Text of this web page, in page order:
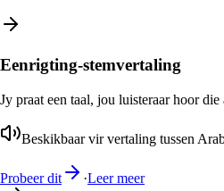
Eenrigting-stemvertaling
Jy praat een taal, jou luisteraar hoor die
Beskikbaar vir vertaling tussen
Probeer dit ·Leer meer